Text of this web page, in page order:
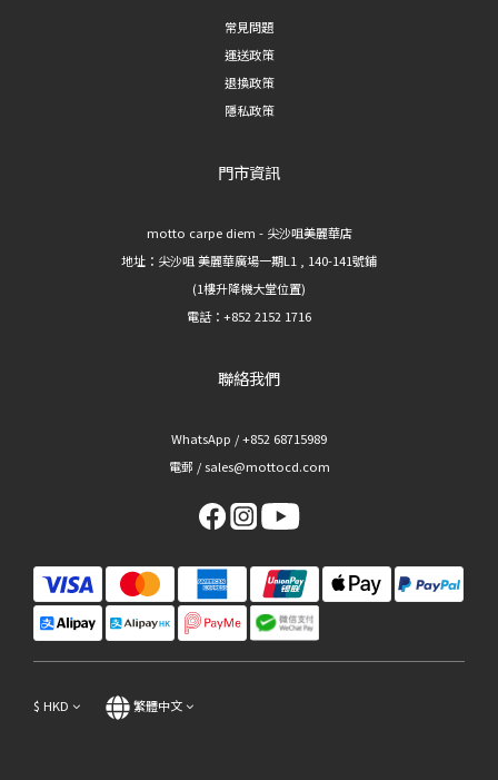
常見問題
運送政策
退換政策
隱私政策
門市資訊
motto carpe diem - 尖沙咀美麗華店
地址： 尖沙咀 美麗華廣場一期L1 , 140-141號鋪
(1樓升降機大堂位置)
電話：+852 2152 1716
聯絡我們
WhatsApp / +852 68715989
電郵 / sales@mottocd.com
$ HKD 繁體中文